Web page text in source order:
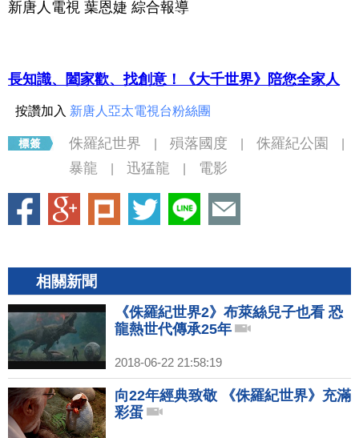
新唐人電視 葉恩婕 綜合報導
長知識、闔家歡、找創意！《大千世界》陪您全家人
按讚加入 新唐人亞太電視台粉絲團
侏羅紀世界 殞落國度 侏羅紀公園
暴龍 迅猛龍 電影
相關新聞
《侏羅紀世界2》布萊絲兒子也看 恐
龍熱世代傳承25年
2018-06-22 21:58:19
向22年經典致敬 《侏羅紀世界》充滿
彩蛋